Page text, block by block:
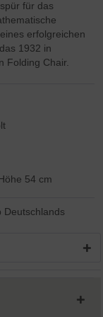
für das
erfolgreichen
1932 in
Folding Chair.
54 cm
Deutschlands